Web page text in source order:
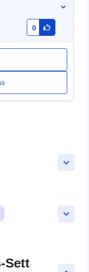
0
keyboard_arrow_down
keyboard_arrow_down
Sett